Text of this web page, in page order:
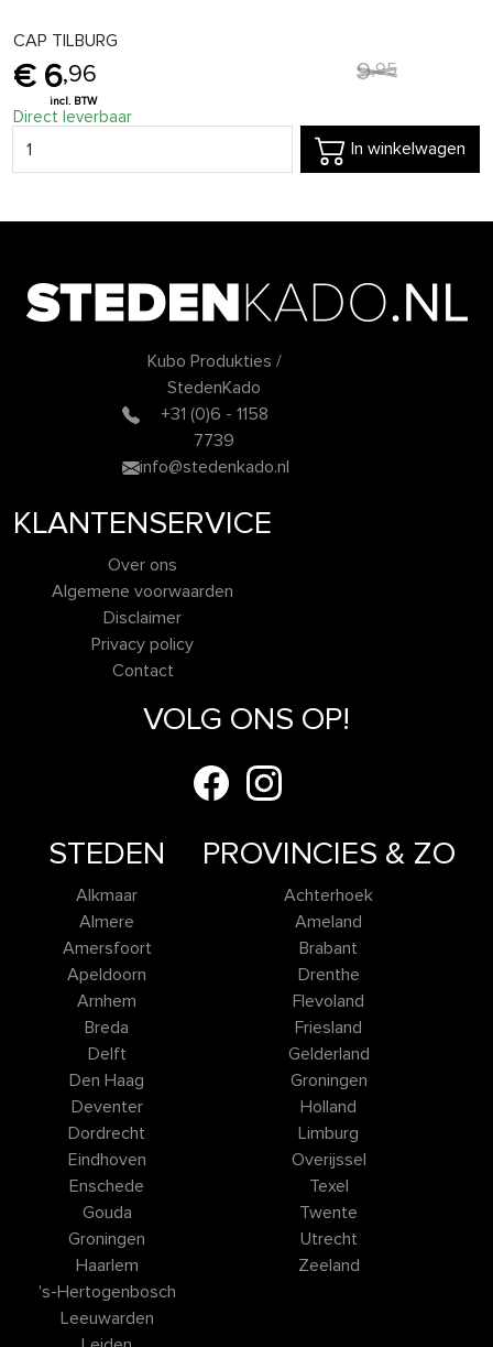
CAP TILBURG
6,96 9,95
Direct leverbaar
In winkelwagen
Kubo Produkties /
StedenKado
+31 (0)6 - 1158
7739
info@stedenkado.nl
KLANTENSERVICE
Over ons
Algemene voorwaarden
Disclaimer
Privacy policy
Contact
STEDEN
Alkmaar
Almere
Amersfoort
Apeldoorn
Arnhem
Breda
Delft
Den Haag
Deventer
Dordrecht
Eindhoven
Enschede
Gouda
Groningen
Haarlem
's-Hertogenbosch
Leeuwarden
PROVINCIES & ZO
Achterhoek
Ameland
Brabant
Drenthe
Flevoland
Friesland
Gelderland
Groningen
Holland
Limburg
Overijssel
Texel
Twente
Utrecht
Zeeland
VOLG ONS OP!